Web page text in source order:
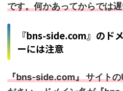
です。何かあってからでは
『bns-side.com』のド
ーには注意
『bns-side.com』 サイトの